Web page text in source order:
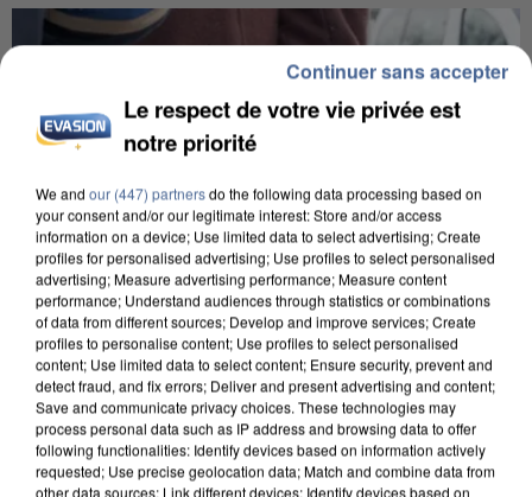
7 août 2026
Un second cadre de la DZ Mafia interpellé en
Algérie
Le respect de votre vie privée est
notre priorité
We and our (447) partnersdo the following data processing based on
your consent and/or our legitimate interest: Store and/or access
information on a device; Use limited data to select advertising; Create
profiles for personalised advertising; Use profiles to select personalised
advertising; Measure advertising performance; Measure content
performance; Understand audiences through statistics or combinations
of data from different sources; Develop and improve services; Create
profiles to personalise content; Use profiles to select personalised
content; Use limited data to select content; Ensure security, prevent and
detect fraud, and fix errors; Deliver and present advertising and content;
Save and communicate privacy choices. These technologies may
process personal data such as IP address and browsing data to offer
following functionalities: Identify devices based on information actively
requested; Use precise geolocation data; Match and combine data from
other data sources; Link different devices; Identify devices based on
Continuer sans accepter